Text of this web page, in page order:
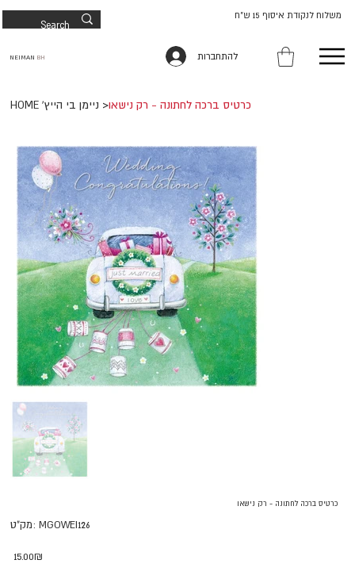
להתחברות NEIMAN BH
משלוח לנקודת איסוף 15 ש"ח
HOME 'ניימן בי הייץ >כרטיס ברכה לחתונה - רק נישאו
כרטיס ברכה לחתונה - רק נישאו
מק"ט: MGOWEI126
MGOWEI126
‏15.00 ‏₪